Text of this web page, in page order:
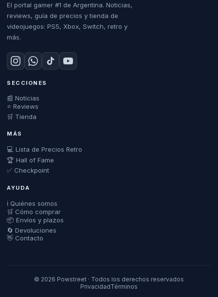
El portal gamer #1 de Argentina. Noticias,
reviews, guía de precios y tienda de
videojuegos: PS5, Xbox, Switch, retro y
más.
SECCIONES
📰 Noticias
⭐ Reviews
🛒 Tienda
MÁS
💻 Lista de Precios Retro
🏆 Hall of Fame
✅ Checkpoint
AYUDA
ℹ️ Quiénes somos
🛒 Cómo comprar
📦 Envíos y plazos
🔄 Devoluciones
👋 Contacto
© 2026 Powstreet · Todos los derechos reservados
PrivacidadTérminos